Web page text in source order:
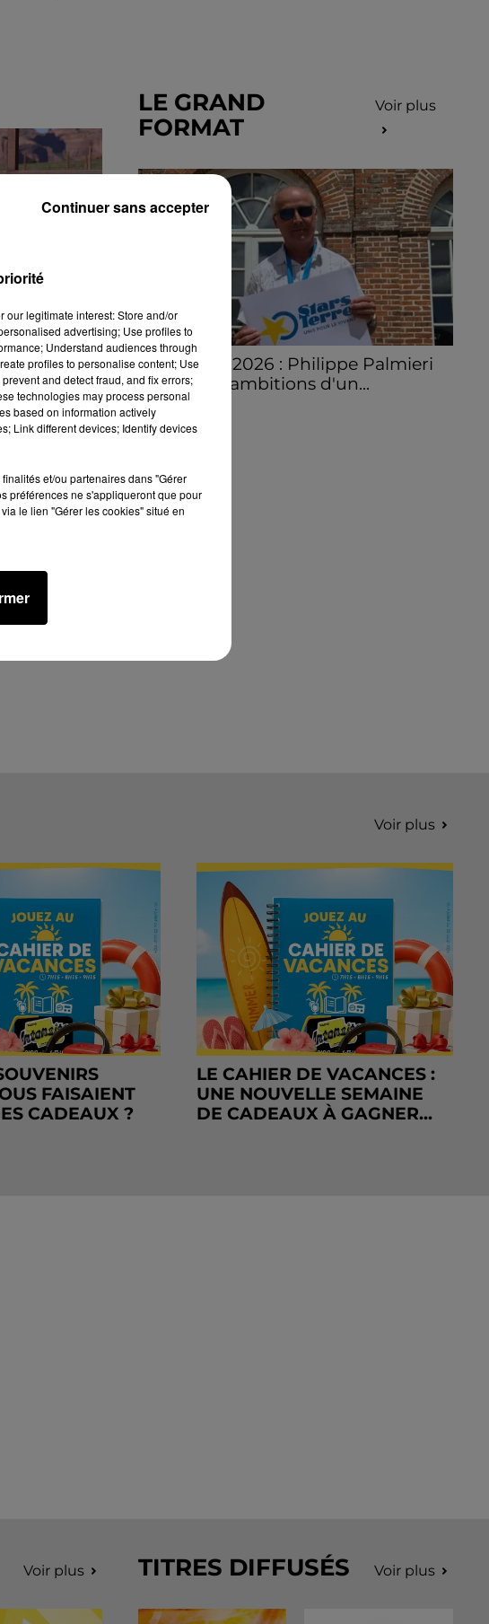
NACERI
EURE-ET-
LE GRAND
FORMAT
Voir plus
Stars'Terre 2026 : Philippe Palmieri
dévoile les ambitions d'un...
À quelques semaines de la première
édition de Stars'Terre, organisée du 18 au 20
Voir plus
FAISAIENT
CADEAUX ?
LE CAHIER DE VACANCES :
UNE NOUVELLE SEMAINE
DE CADEAUX À GAGNER...
Voir plus TITRES DIFFUSÉS Voir plus
legitimate interest: Store and/or
advertising; Use profiles to
Understand audiences through
profiles to personalise content; Use
and detect fraud, and fix errors;
technologies may process personal
based on information actively
Link different devices; Identify devices
et/ou partenaires dans "Gérer
préférences ne s'appliqueront que pour
le lien "Gérer les cookies" situé en
Continuer sans accepter